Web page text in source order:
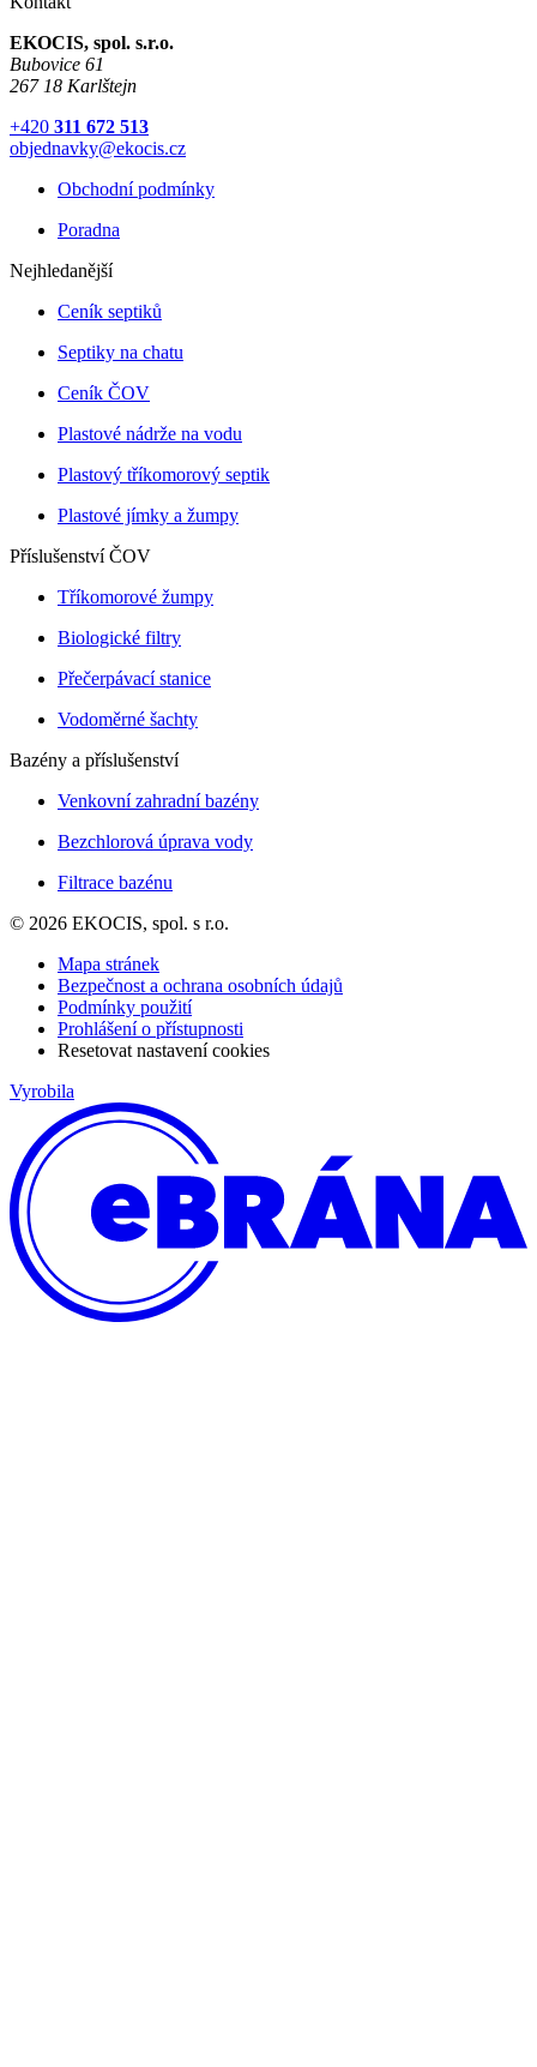
EKOCIS, spol. s.r.o.
Bubovice 61
267 18 Karlštejn
+420 311 672 513
objednavky@ekocis.cz
Obchodní podmínky
Poradna
Nejhledanější
Ceník septiků
Septiky na chatu
Ceník ČOV
Plastové nádrže na vodu
Plastový tříkomorový septik
Plastové jímky a žumpy
Příslušenství ČOV
Tříkomorové žumpy
Biologické filtry
Přečerpávací stanice
Vodoměrné šachty
Bazény a příslušenství
Venkovní zahradní bazény
Bezchlorová úprava vody
Filtrace bazénu
© 2026 EKOCIS, spol. s r.o.
Mapa stránek
Bezpečnost a ochrana osobních údajů
Podmínky použití
Prohlášení o přístupnosti
Resetovat nastavení cookies
Vyrobila